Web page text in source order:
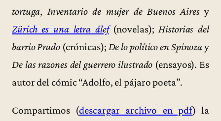
tortuga, Inventario de mujer de Buenos Airesy
Zürich es una letra álef(novelas); Historias del
barrio Prado(crónicas); De lo político en Spinozay
De las razones del guerrero ilustrado (ensayos). Es
autor del cómic “Adolfo, el pájaro poeta”.
Compartimos (descargar archivo en pdf) la